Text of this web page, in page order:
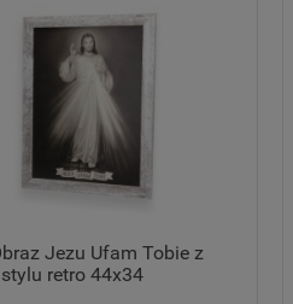
Jezu Ufam Tobie z
retro 44x34